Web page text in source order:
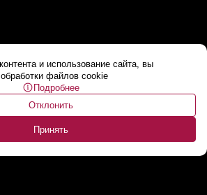
и использование сайта, вы
обработки файлов cookie
Подробнее
Отклонить
Принять
ответственных политиков
знают, что творят! // Интервью